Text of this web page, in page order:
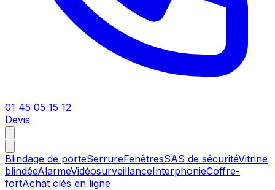
01 45 05 15 12
Devis
Blindage de porteSerrureFenêtresSAS de sécuritéVitrine
blindéeAlarmeVidéosurveillanceInterphonieCoffre-
fortAchat clés en ligne